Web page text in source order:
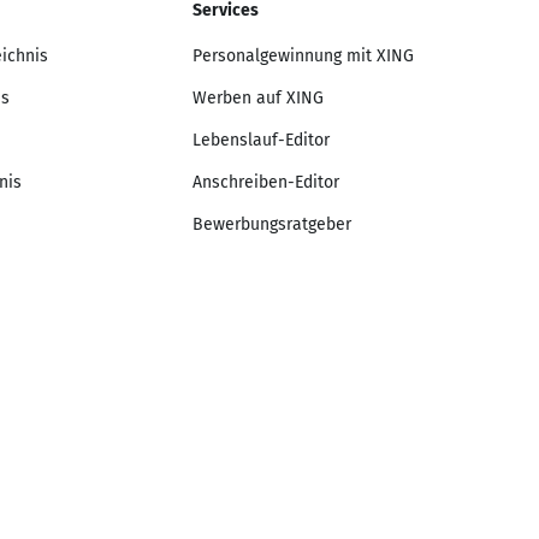
Services
Personalgewinnung mit XING
Werben auf XING
Lebenslauf-Editor
Anschreiben-Editor
Bewerbungsratgeber